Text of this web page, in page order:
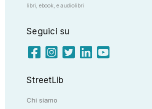
libri, ebook, e audiolibri
Seguici su
StreetLib
Chi siamo